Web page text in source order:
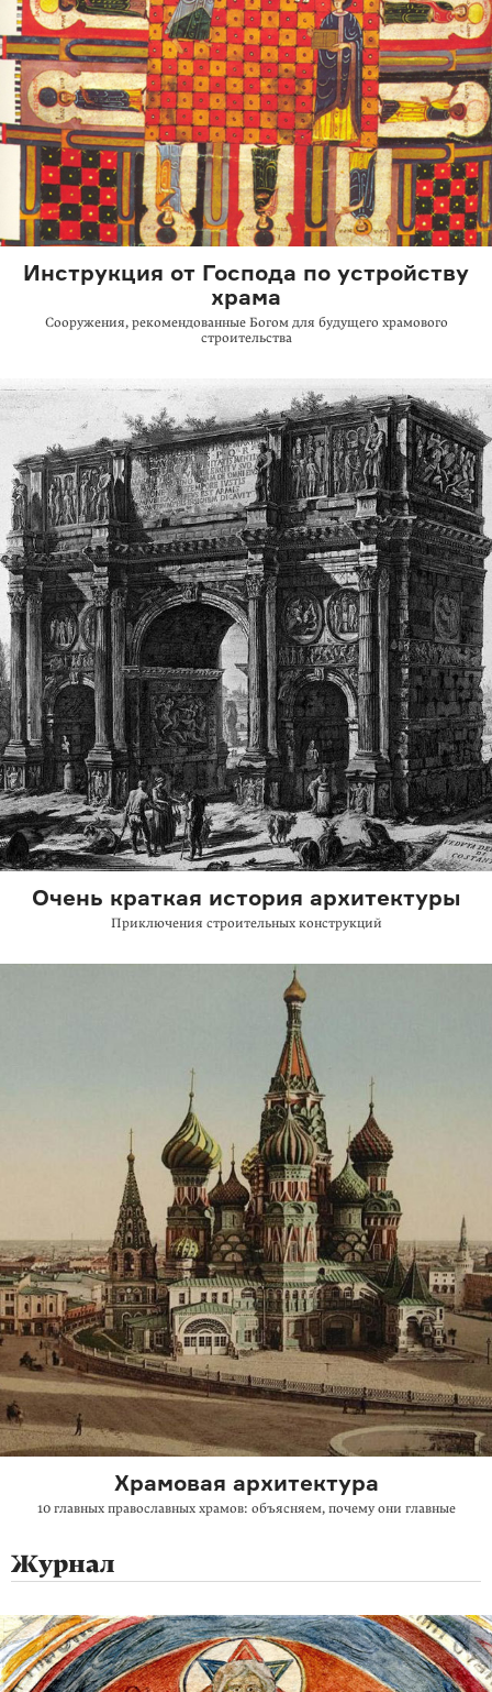
Инструкция от Господа по устройству
храма
Сооружения, рекомендованные Богом для будущего храмового
строительства
Очень краткая история архитектуры
Приключения строительных конструкций
Храмовая архитектура
10 главных православных храмов: объясняем, почему они главные
Журнал